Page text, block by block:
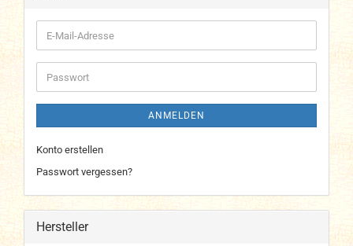
E-
Mail-
Adresse
Passwort
ANMELDEN
Konto erstellen
Passwort vergessen?
Hersteller